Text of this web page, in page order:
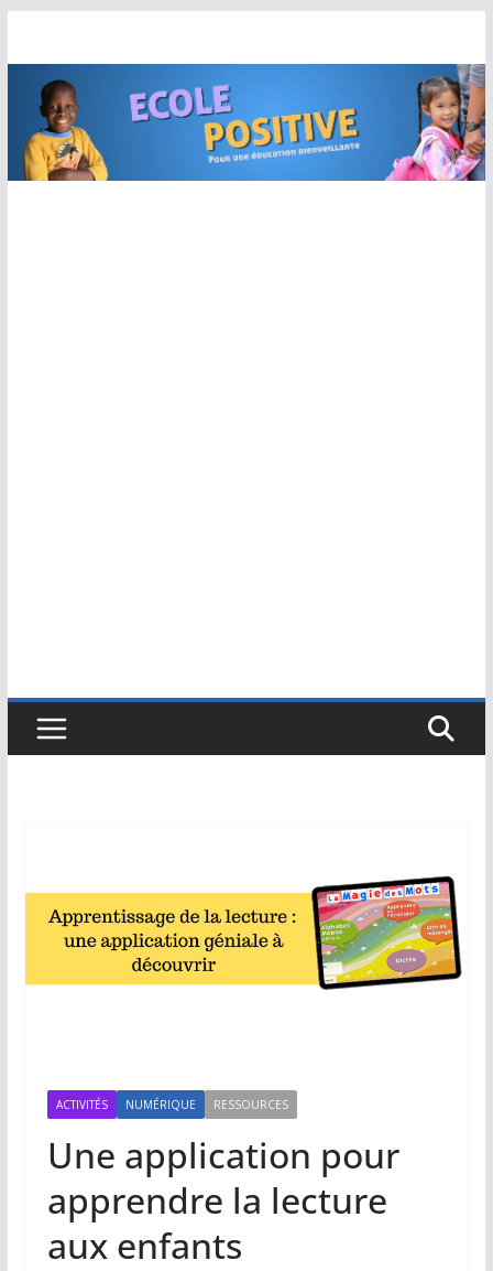
contenu
ACTIVITÉS NUMÉRIQUE RESSOURCES
Une application pour
apprendre la lecture
aux enfants